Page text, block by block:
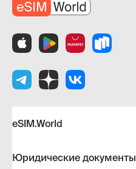
eSIM.World
Юридические документы